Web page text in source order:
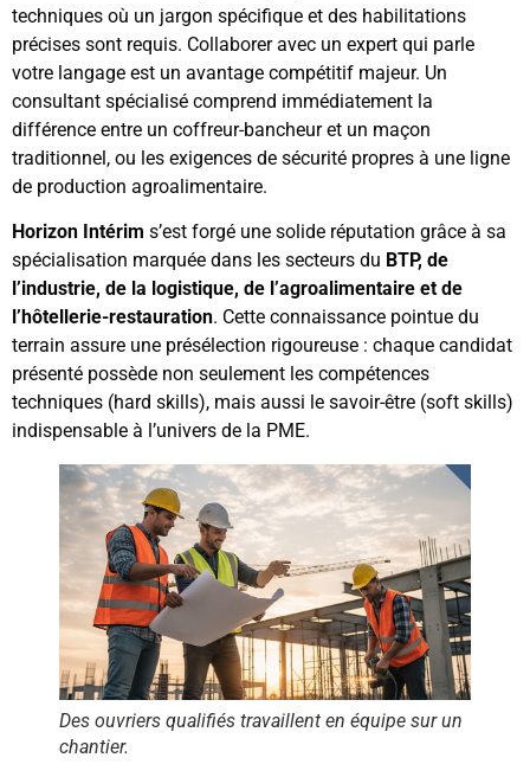
techniques où un jargon spécifique et des habilitations
précises sont requis. Collaborer avec un expert qui parle
votre langage est un avantage compétitif majeur. Un
consultant spécialisé comprend immédiatement la
différence entre un coffreur-bancheur et un maçon
traditionnel, ou les exigences de sécurité propres à une ligne
de production agroalimentaire.
Horizon Intérim s’est forgé une solide réputation grâce à sa
spécialisation marquée dans les secteurs du BTP, de
l’industrie, de la logistique, de l’agroalimentaire et de
l’hôtellerie-restauration. Cette connaissance pointue du
terrain assure une présélection rigoureuse : chaque candidat
présenté possède non seulement les compétences
techniques (hard skills), mais aussi le savoir-être (soft skills)
indispensable à l’univers de la PME.
Des ouvriers qualifiés travaillent en équipe sur un
chantier.